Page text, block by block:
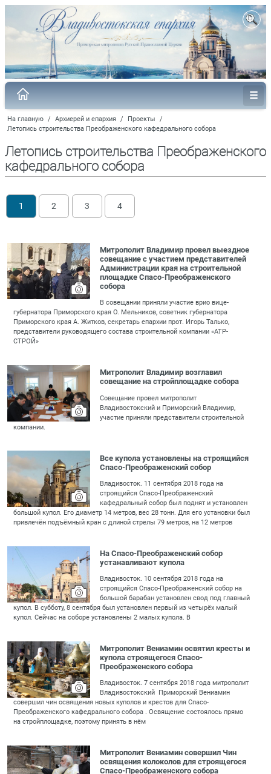
На главную / Архиерей и епархия / Проекты
/
Летопись строительства Преображенского кафедрального собора
Летопись строительства Преображенского
кафедрального собора
1 2 3 4
Митрополит Владимир провел выездное
совещание с участием представителей
Администрации края на строительной
площадке Спасо-Преображенского
собора
В совещании приняли участие врио вице-
губернатора Приморского края О. Мельников, советник губернатора
Приморского края А. Житков, секретарь епархии прот. Игорь Талько,
представители руководящего состава строительной компании «АТР-
СТРОЙ»
Митрополит Владимир возглавил
совещание на стройплощадке собора
Совещание провел митрополит
Владивостокский и Приморский Владимир,
участие приняли представители строительной
компании.
Все купола установлены на строящийся
Спасо-Преображенский собор
Владивосток. 11 сентября 2018 года на
строящийся Спасо-Преображенский
кафедральный собор был поднят и установлен
большой купол. Его диаметр 14 метров, вес 28 тонн. Для его установки был
привлечён подъёмный кран с длиной стрелы 79 метров, на 12 метров
На Спасо-Преображенский собор
устанавливают купола
Владивосток. 10 сентября 2018 года на
строящийся Спасо-Преображенский собор на
большой барабан установлен свод под главный
купол. В субботу, 8 сентября был установлен первый из четырёх малый
купол. Сейчас на соборе установлены 2 малых купола. В
Митрополит Вениамин освятил кресты и
купола строящегося Спасо-
Преображенского собора
Владивосток. 7 сентября 2018 года митрополит
Владивостокский Приморский Вениамин
совершил чин освящения новых куполов и крестов для Спасо-
Преображенского кафедрального собора . Освящение состоялось прямо
на стройплощадке, поэтому принять в нём
Митрополит Вениамин совершил Чин
освящения колоколов для строящегося
Спасо-Преображенского собора